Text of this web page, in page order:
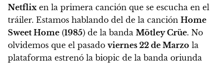
Netflixen la primera canción que se escucha en el
tráiler. Estamos hablando del de la canción Home
Sweet Home (1985) de la banda Mötley Crüe. No
olvidemos que el pasado viernes 22 de Marzo la
plataforma estrenó la biopic de la banda oriunda